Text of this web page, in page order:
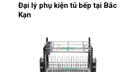
Đại lý phụ kiện tủ bếp tại Bắc
Kạn